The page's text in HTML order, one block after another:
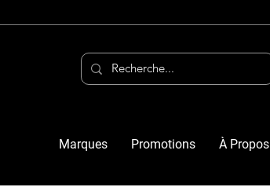
Marques Promotions À Propos